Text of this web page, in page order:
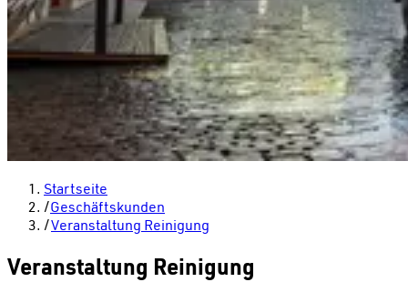
Startseite
/Geschäftskunden
/Veranstaltung Reinigung
Veranstaltung Reinigung